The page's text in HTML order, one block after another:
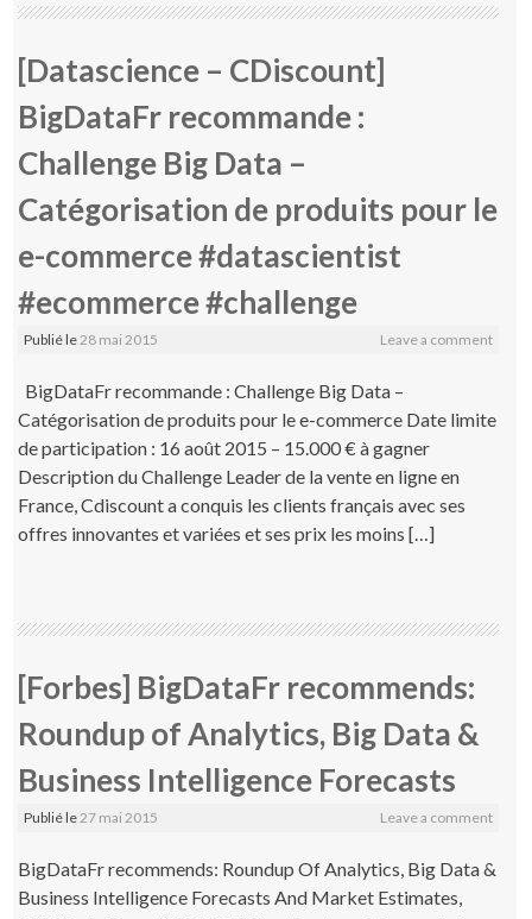
[Datascience – CDiscount]
BigDataFr recommande :
Challenge Big Data –
Catégorisation de produits pour le
e-commerce #datascientist
#ecommerce #challenge
Publié le 28 mai 2015 Leave a comment
BigDataFr recommande : Challenge Big Data –
Catégorisation de produits pour le e-commerce Date limite
de participation : 16 août 2015 – 15.000 € à gagner
Description du Challenge Leader de la vente en ligne en
France, Cdiscount a conquis les clients français avec ses
offres innovantes et variées et ses prix les moins […]
[Forbes] BigDataFr recommends:
Roundup of Analytics, Big Data &
Business Intelligence Forecasts
Publié le 27 mai 2015 Leave a comment
BigDataFr recommends: Roundup Of Analytics, Big Data &
Business Intelligence Forecasts And Market Estimates,